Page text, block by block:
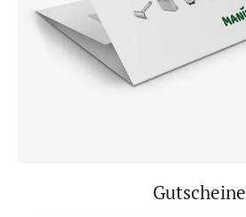
Gutscheine